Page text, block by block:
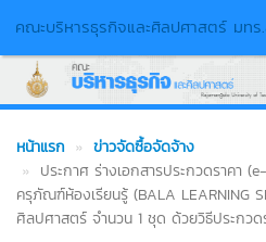
คณะบริหารธุรกิจและศิลปศาสตร์ มทร
หน้าแรก
ข่าวจัดซื้อจัดจ้าง
ประกาศ ร่างเอกสารประกวดราคา
ครุภัณฑ์ห้องเรียนรู้ (BALA LEARNING
ศิลปศาสตร์ จำนวน 1 ชุด ด้วยวิธีประกว